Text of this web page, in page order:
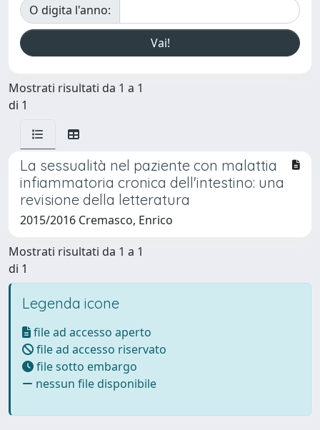
O digita l'anno:
Mostrati risultati da 1 a 1
di 1
La sessualità nel paziente con malattia
infiammatoria cronica dell'intestino: una
revisione della letteratura
2015/2016 Cremasco, Enrico
Mostrati risultati da 1 a 1
di 1
Legenda icone
file ad accesso aperto
file ad accesso riservato
file sotto embargo
nessun file disponibile